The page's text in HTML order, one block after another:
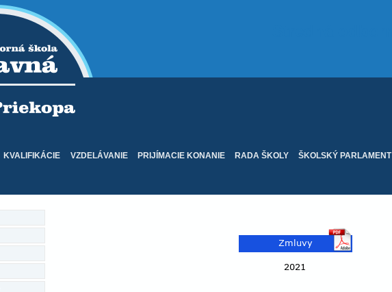
Zloženie Rady školy pri SOŠD Martin-Priekopa
Zmluvy
2021
KVALIFIKÁCIE PRIJÍMACIE KONANIE RADA ŠKOLY ŠKOLSKÝ PARLAMENT
VZDELÁVANIE